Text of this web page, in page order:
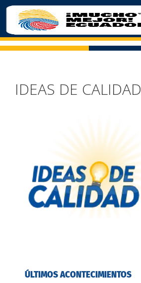
IDEAS DE CALIDAD
ÚLTIMOS ACONTECIMIENTOS